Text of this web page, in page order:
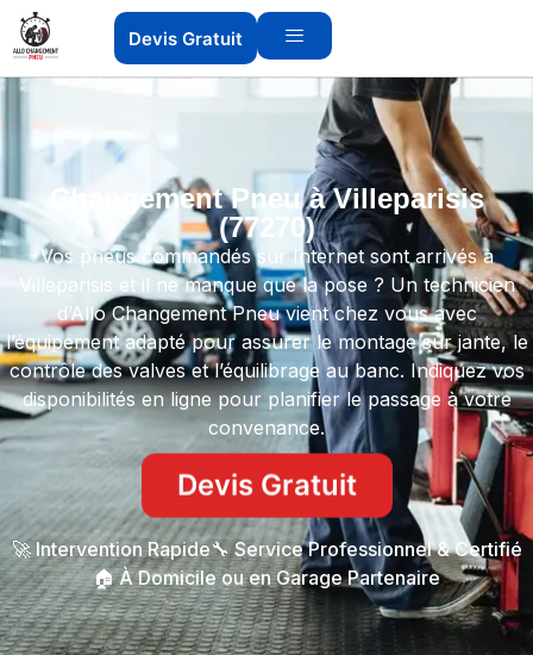
Devis Gratuit
Changement Pneu à Villeparisis
(77270)
Vos pneus commandés sur Internet sont arrivés à
Villeparisis et il ne manque que la pose ? Un technicien
d’Allo Changement Pneu vient chez vous avec
l’équipement adapté pour assurer le montage sur jante, le
contrôle des valves et l’équilibrage au banc. Indiquez vos
disponibilités en ligne pour planifier le passage à votre
convenance.
Devis Gratuit
🚀 Intervention Rapide🔧 Service Professionnel & Certifié
🏠 À Domicile ou en Garage Partenaire